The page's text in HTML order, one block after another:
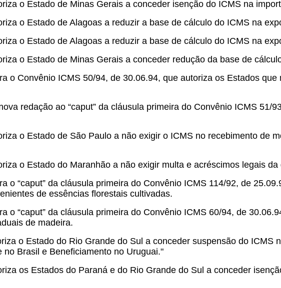
o Estado de Minas Gerais a conceder isenção do ICMS na
o Estado de Alagoas a reduzir a base de cálculo do ICMS na
o Estado de Alagoas a reduzir a base de cálculo do ICMS na
o Estado de Minas Gerais a conceder redução da base de
o Convênio ICMS 50/94, de 30.06.94, que autoriza os Estados
redação ao “caput” da cláusula primeira do Convênio ICMS 51/
o Estado de São Paulo a não exigir o ICMS no recebimento de
o Estado do Maranhão a não exigir multa e acréscimos legais
o “caput” da cláusula primeira do Convênio ICMS 114/92, de
de essências florestais cultivadas.
o “caput” da cláusula primeira do Convênio ICMS 60/94, de
de madeira.
o Estado do Rio Grande do Sul a conceder suspensão do
no Brasil e Beneficiamento no Uruguai."
os Estados do Paraná e do Rio Grande do Sul a conceder